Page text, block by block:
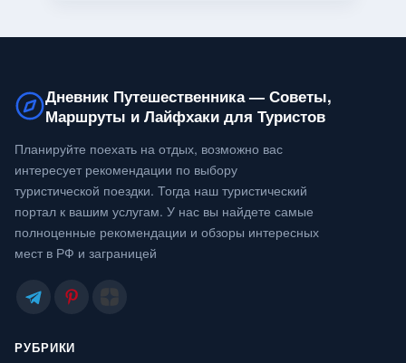
Дневник Путешественника — Советы,
Маршруты и Лайфхаки для Туристов
Планируйте поехать на отдых, возможно вас
интересует рекомендации по выбору
туристической поездки. Тогда наш туристический
портал к вашим услугам. У нас вы найдете самые
полноценные рекомендации и обзоры интересных
мест в РФ и заграницей
РУБРИКИ